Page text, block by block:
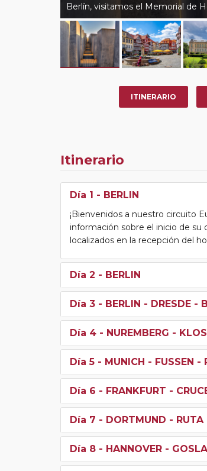
Berlín, visitamos el Memorial de
ITINERARIO
Itinerario
Día 1 - BERLIN
¡Bienvenidos a nuestro circuito
información sobre el inicio de
localizados en la recepción del
Día 2 - BERLIN
Día 3 - BERLIN - DRESDE -
Día 4 - NUREMBERG -
Día 5 - MUNICH - FUSSEN -
Día 6 - FRANKFURT -
Día 7 - DORTMUND - RUTA
Día 8 - HANNOVER -